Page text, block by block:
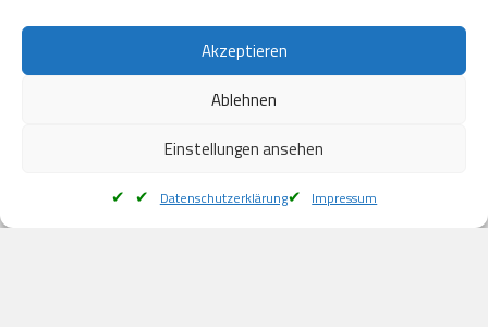
Akzeptieren
Ablehnen
Einstellungen ansehen
Datenschutzerklärung Impressum